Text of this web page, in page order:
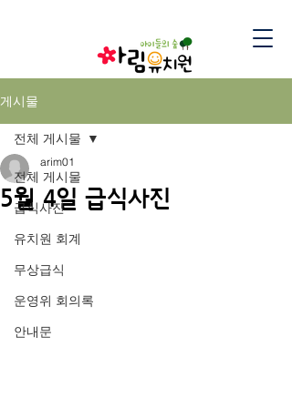
게시물
전체 게시물
급식사진
유치원 회계
무상급식
운영위 회의록
안내문
전체 게시물
5월 4일 급식사진
arim01